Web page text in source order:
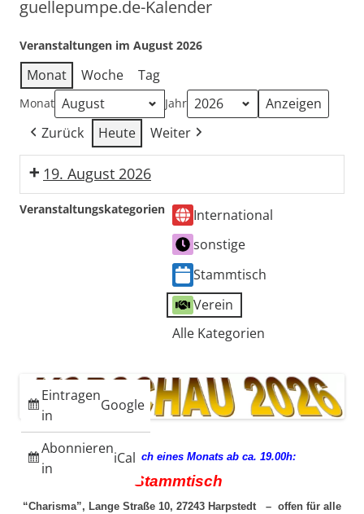
guellepumpe.de-Kalender
Veranstaltungen im August 2026
Monat Woche Tag
Monat Jahr
Zurück Heute Weiter
19. August 2026
Stammtisch
Güllepumpen
Veranstaltungskategorien
International
sonstige
Stammtisch
Verein
Alle Kategorien
Eintragen
in
Google
Abonnieren
in
iCal
jeden 3. Mittwoch eines Monats ab ca. 19.00h:
Stammtisch
“Charisma”, Lange Straße 10, 27243 Harpstedt – offen für alle